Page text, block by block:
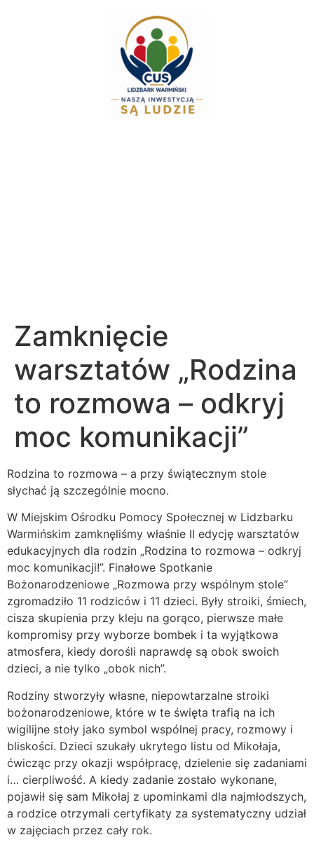
Zamknięcie
warsztatów „Rodzina
to rozmowa – odkryj
moc komunikacji”
Rodzina to rozmowa – a przy świątecznym stole
słychać ją szczególnie mocno.
W Miejskim Ośrodku Pomocy Społecznej w Lidzbarku
Warmińskim zamknęliśmy właśnie II edycję warsztatów
edukacyjnych dla rodzin „Rodzina to rozmowa – odkryj
moc komunikacji!”. Finałowe Spotkanie
Bożonarodzeniowe „Rozmowa przy wspólnym stole”
zgromadziło 11 rodziców i 11 dzieci. Były stroiki, śmiech,
cisza skupienia przy kleju na gorąco, pierwsze małe
kompromisy przy wyborze bombek i ta wyjątkowa
atmosfera, kiedy dorośli naprawdę są obok swoich
dzieci, a nie tylko „obok nich”.
Rodziny stworzyły własne, niepowtarzalne stroiki
bożonarodzeniowe, które w te święta trafią na ich
wigilijne stoły jako symbol wspólnej pracy, rozmowy i
bliskości. Dzieci szukały ukrytego listu od Mikołaja,
ćwicząc przy okazji współpracę, dzielenie się zadaniami
i… cierpliwość. A kiedy zadanie zostało wykonane,
pojawił się sam Mikołaj z upominkami dla najmłodszych,
a rodzice otrzymali certyfikaty za systematyczny udział
w zajęciach przez cały rok.